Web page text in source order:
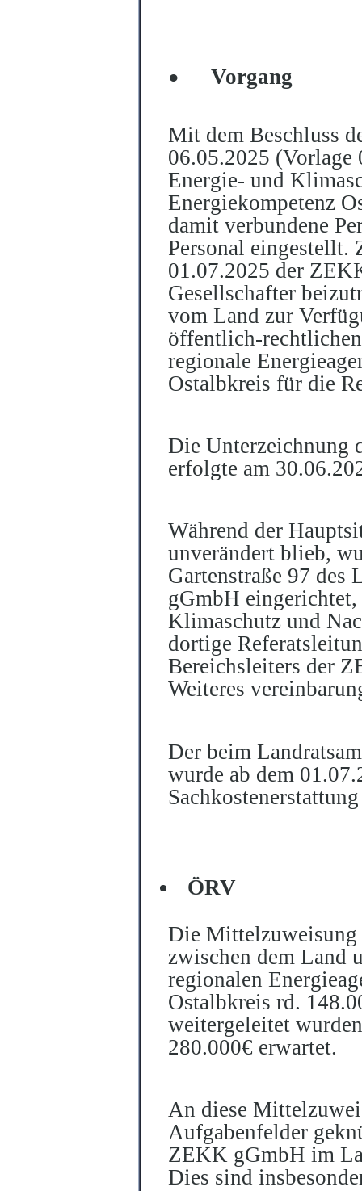
• Vorgang
Mit dem Beschluss
06.05.2025 (Vorlage
Energie- und
Energiekompetenz
damit verbundene
Personal eingestellt.
01.07.2025 der
Gesellschafter
vom Land zur
öffentlich-
regionale
Ostalbkreis für die
Die Unterzeichnung
erfolgte am
Während der
unverändert blieb,
Gartenstraße 97 des
gGmbH
Klimaschutz und
dortige
Bereichsleiters der
Weiteres
Der beim
wurde ab dem
ÖRV
Die Mittelzuweisung
zwischen dem Land
regionalen
Ostalbkreis rd.
weitergeleitet
280.000€ erwartet.
An diese
Aufgabenfelder
ZEKK gGmbH im
Dies sind